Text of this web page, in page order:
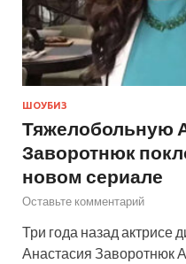
ШОУБИЗ
Тяжелобольную
Заворотнюк
новом сериале
Оставьте комментарий
Три года назад актрисе
Анастасия Заворотнюк